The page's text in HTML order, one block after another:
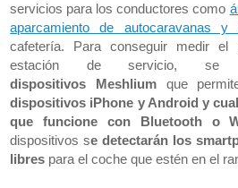
servicios para los conductores como
aparcamiento de autocaravanas y
cafetería. Para conseguir medir
estación de servicio, se
dispositivos
Meshliumque
dispositivos iPhone y Android y
que funcione con Bluetooth o
dispositivos se detectarán los
libres para el coche que estén en el